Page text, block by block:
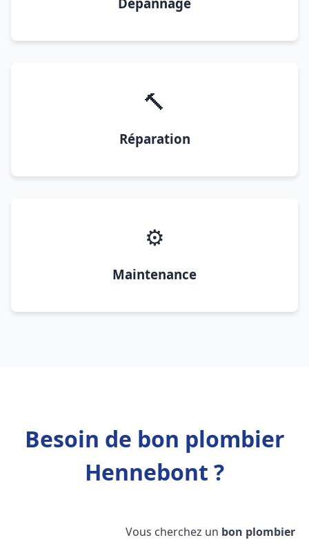
🔨
Réparation
⚙️
Maintenance
Besoin de bon plombier
Hennebont ?
Vous cherchez un bon plombier